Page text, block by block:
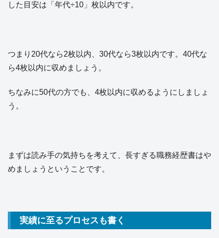
した目安は「年代÷10」枚以内です。
つまり20代なら2枚以内、30代なら3枚以内です。40代な
ら4枚以内に収めましょう。
ちなみに50代の方でも、4枚以内に収めるようにしましょ
う。
まずは読み手の気持ちを考えて、長すぎる職務経歴書はや
めましょうということです。
実績に至るプロセスも書く